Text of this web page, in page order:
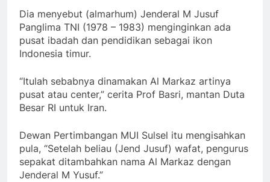
Dia menyebut (almarhum) Jenderal M Jusuf
Panglima TNI (1978 – 1983) menginginkan ada
pusat ibadah dan pendidikan sebagai ikon
Indonesia timur.
“Itulah sebabnya dinamakan Al Markaz artinya
pusat atau center,” cerita Prof Basri, mantan Duta
Besar RI untuk Iran.
Dewan Pertimbangan MUI Sulsel itu mengisahkan
pula, “Setelah beliau (Jend Jusuf) wafat, pengurus
sepakat ditambahkan nama Al Markaz dengan
Jenderal M Yusuf.”